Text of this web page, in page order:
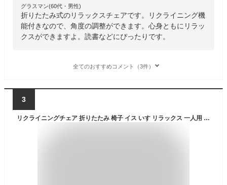
グラスマン(60代・男性)
折りたたみ式のリラックスチェアです。リクライニング機
能付きなので、角度の調整ができます。心身ともにリラッ
クスができますよ。読書などにぴったりです。
全てのおすすめコメント（3件）
3
リクライニングチェア 折りたたみ 椅子 イス いす リラックス 一人用 角度調整 クッション サイドテーブル ドリンクホルダー アウトドア キャンプ レジャー 屋外 室内 リビング ゆったり od533